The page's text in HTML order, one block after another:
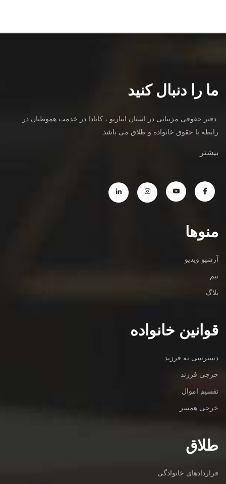
ما را دنبال کنید
دفتر حقوقی مزینانی در استان انتاریو ، کانادا در خدمت هموطنان در
رابطه با حقوق خانواده و طلاق می باشد.
بیشتر
منوها
آرشیو ویدیو
تیم
بلاگ
قوانین خانواده
دسترسی به فرزند
خرجی فرزند
تقسیم اموال
خرجی همسر
طلاق
قراردادهای خانوادگی